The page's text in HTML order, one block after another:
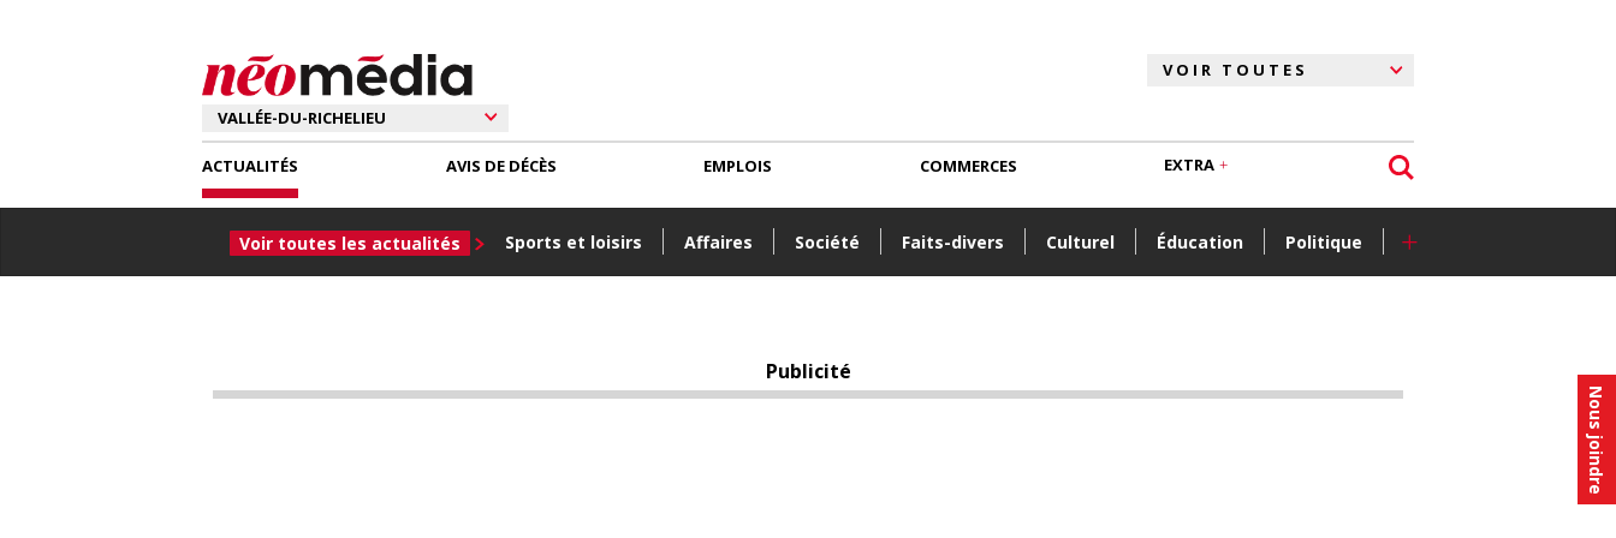
Nous joindre
ACTUALITÉS
Voir toutes les actualités Sports et loisirs Affaires Société Faits-divers Culturel Éducation Politique +
AVIS DE DÉCÈS EMPLOIS COMMERCES EXTRA
Publicité